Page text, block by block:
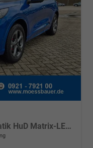
ST-Line X 243PS PHEV Automatik HuD Matrix-LED schwenkb. AHK elektr. PanoDach Sitzheizung v+h Lenkradheizung Frontscheibe beheizb. Navi SYNC4 Apple CarPlay Android Auto Touchscreen PDC 4xKamera 2xKeyless B+O Sound 18"LM vollelektr. Reichweite 65KM